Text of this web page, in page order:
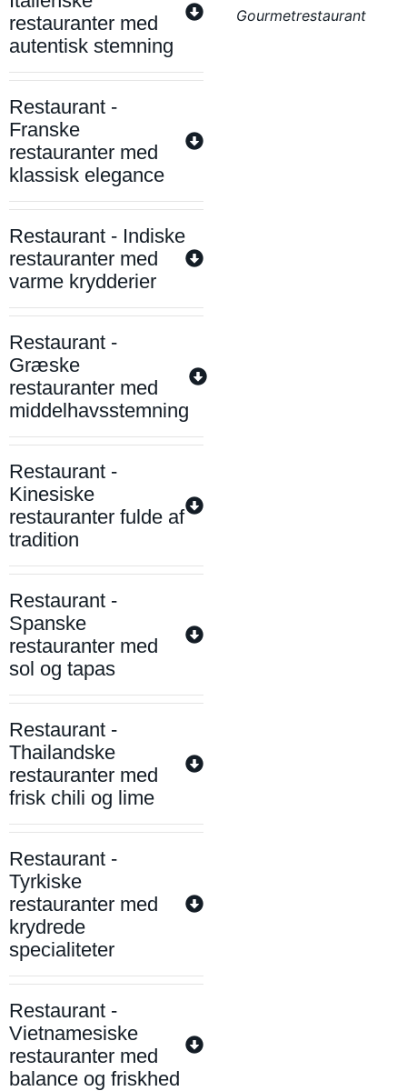
restauranter med
autentisk stemning
Restaurant -
Franske
restauranter med
klassisk elegance
Restaurant - Indiske
restauranter med
varme krydderier
Restaurant -
Græske
restauranter med
middelhavsstemning
Restaurant -
Kinesiske
restauranter fulde af
tradition
Restaurant -
Spanske
restauranter med
sol og tapas
Restaurant -
Thailandske
restauranter med
frisk chili og lime
Restaurant -
Tyrkiske
restauranter med
krydrede
specialiteter
Restaurant -
Vietnamesiske
restauranter med
balance og friskhed
Gourmetrestaurant